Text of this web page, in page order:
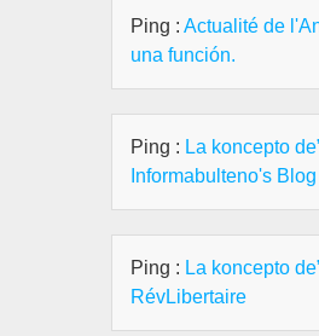
Ping : Actualité de
una función.
Ping : La koncepto
Informabulteno's Blog
Ping : La koncepto
RévLibertaire